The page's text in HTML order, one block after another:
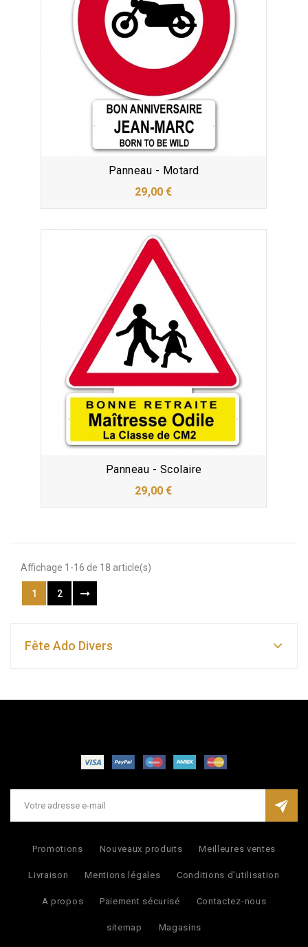
Panneau - Motard
29,00 €
Panneau - Scolaire
29,00 €
Affichage 1-16 de 18 article(s)
1 2
Fête Ado Divers
Promotions Nouveaux produits Meilleures ventes
Livraison Mentions légales Conditions d'utilisation
A propos Paiement sécurisé Contactez-nous
sitemap Magasins